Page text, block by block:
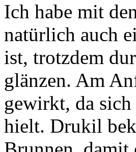
Ich habe mit
natürlich auch
ist, trotzdem
glänzen. Am
gewirkt, da
hielt. Drukil